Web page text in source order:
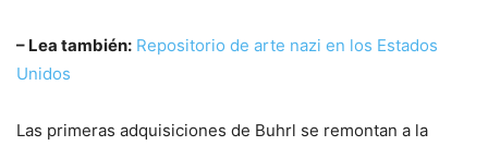
– Lea también: Repositorio de arte nazi en los Estados
Unidos
Las primeras adquisiciones de Buhrl se remontan a la